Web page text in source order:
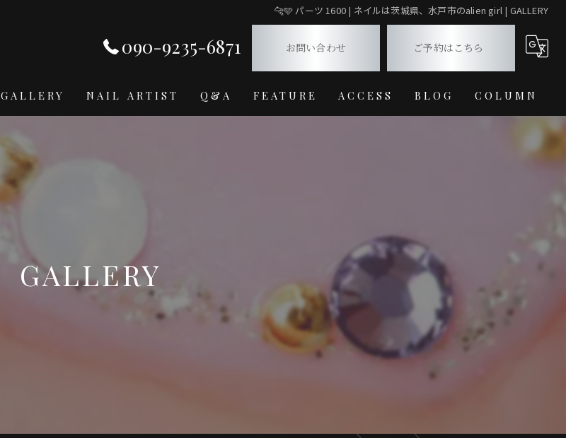
🐆🩵 パーツ 1600 | ネイルは茨城県、水戸市のalien girl | GALLERY
090-9235-6871 お問い合わせ ご予約はこちら
GALLERY NAIL ARTIST Q&A FEATURE ACCESS BLOG COLUMN
GALLERY